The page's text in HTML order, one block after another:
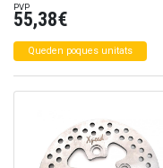
PVP
55,38€
Queden poques unitats